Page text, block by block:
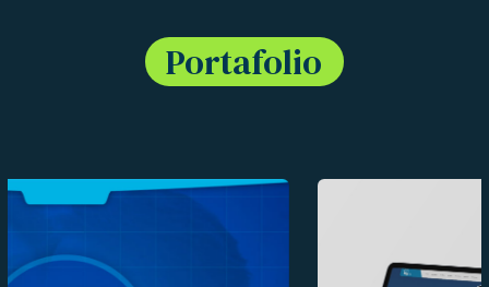
Portafolio